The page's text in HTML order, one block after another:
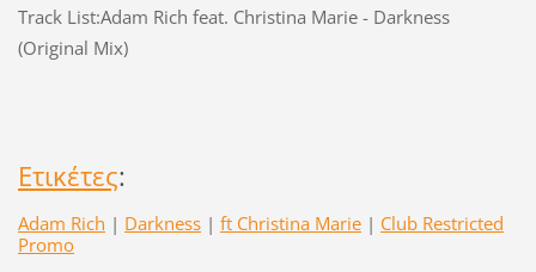
Track List:Adam Rich feat. Christina Marie - Darkness
(Original Mix)
Ετικέτες:
Adam Rich | Darkness | ft Christina Marie | Club Restricted
Promo